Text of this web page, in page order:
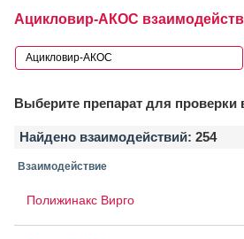
Ацикловир-АКОС
Выберите препарат для проверки
Найдено взаимодействий: 254
Взаимодействие
Полижинакс Вирго